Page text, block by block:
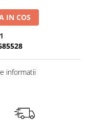
IN COS
informatii